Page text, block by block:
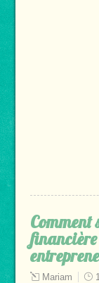
Comment
Mariam